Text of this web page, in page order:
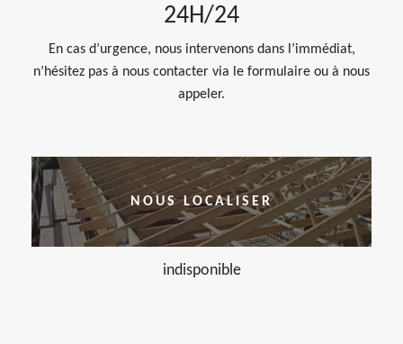
24H/24
En cas d’urgence, nous intervenons dans l’immédiat,
n’hésitez pas à nous contacter via le formulaire ou à nous
appeler.
NOUS LOCALISER
indisponible